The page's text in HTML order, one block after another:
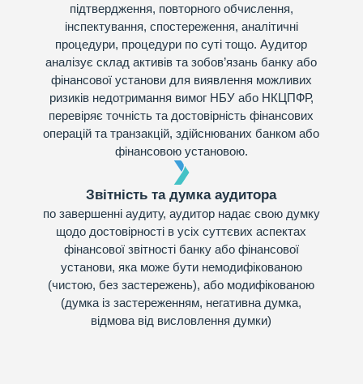
підтвердження, повторного обчислення,
інспектування, спостереження, аналітичні
процедури, процедури по суті тощо. Аудитор
аналізує склад активів та зобов’язань банку або
фінансової установи для виявлення можливих
ризиків недотримання вимог НБУ або НКЦПФР,
перевіряє точність та достовірність фінансових
операцій та транзакцій, здійснюваних банком або
фінансовою установою.
Звітність та думка аудитора
по завершенні аудиту, аудитор надає свою думку
щодо достовірності в усіх суттєвих аспектах
фінансової звітності банку або фінансової
установи, яка може бути немодифікованою
(чистою, без застережень), або модифікованою
(думка із застереженням, негативна думка,
відмова від висловлення думки)